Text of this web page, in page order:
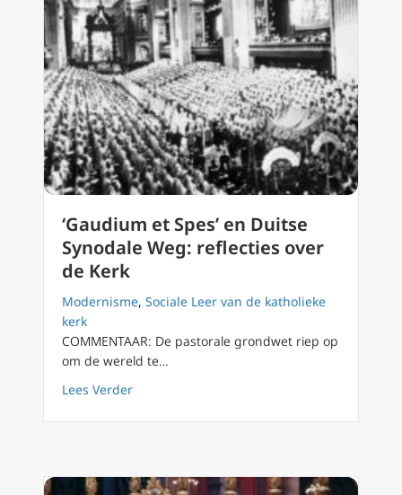
‘Gaudium et Spes’ en Duitse
Synodale Weg: reflecties over
de Kerk
Modernisme, Sociale Leer van de katholieke
kerk
COMMENTAAR: De pastorale grondwet riep op
om de wereld te…
Lees Verderabout ‘Gaudium et Spes’ en Duitse